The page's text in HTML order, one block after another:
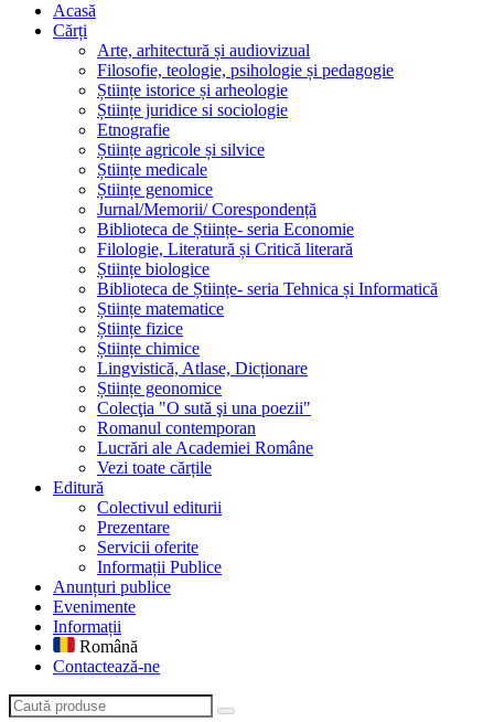
Acasă
Cărți
Arte, arhitectură și audiovizual
Filosofie, teologie, psihologie și pedagogie
Științe istorice și arheologie
Științe juridice si sociologie
Etnografie
Științe agricole și silvice
Științe medicale
Științe genomice
Jurnal/Memorii/ Corespondență
Biblioteca de Științe- seria Economie
Filologie, Literatură și Critică literară
Științe biologice
Biblioteca de Științe- seria Tehnica și Informatică
Științe matematice
Științe fizice
Științe chimice
Lingvistică, Atlase, Dicționare
Științe geonomice
Colecţia "O sută şi una poezii"
Romanul contemporan
Lucrări ale Academiei Române
Vezi toate cărțile
Editură
Colectivul editurii
Prezentare
Servicii oferite
Informații Publice
Anunțuri publice
Evenimente
Informații
Română
Contactează-ne
Caută produse